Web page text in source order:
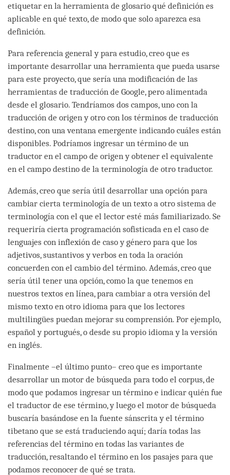
etiquetar en la herramienta de glosario qué definición es
aplicable en qué texto, de modo que solo aparezca esa
definición.
Para referencia general y para estudio, creo que es
importante desarrollar una herramienta que pueda usarse
para este proyecto, que sería una modificación de las
herramientas de traducción de Google, pero alimentada
desde el glosario. Tendríamos dos campos, uno con la
traducción de origen y otro con los términos de traducción
destino, con una ventana emergente indicando cuáles están
disponibles. Podríamos ingresar un término de un
traductor en el campo de origen y obtener el equivalente
en el campo destino de la terminología de otro traductor.
Además, creo que sería útil desarrollar una opción para
cambiar cierta terminología de un texto a otro sistema de
terminología con el que el lector esté más familiarizado. Se
requeriría cierta programación sofisticada en el caso de
lenguajes con inflexión de caso y género para que los
adjetivos, sustantivos y verbos en toda la oración
concuerden con el cambio del término. Además, creo que
sería útil tener una opción, como la que tenemos en
nuestros textos en línea, para cambiar a otra versión del
mismo texto en otro idioma para que los lectores
multilingües puedan mejorar su comprensión. Por ejemplo,
español y portugués, o desde su propio idioma y la versión
en inglés.
Finalmente –el último punto– creo que es importante
desarrollar un motor de búsqueda para todo el corpus, de
modo que podamos ingresar un término e indicar quién fue
el traductor de ese término, y luego el motor de búsqueda
buscaría basándose en la fuente sánscrita y el término
tibetano que se está traduciendo aquí; daría todas las
referencias del término en todas las variantes de
traducción, resaltando el término en los pasajes para que
podamos reconocer de qué se trata.